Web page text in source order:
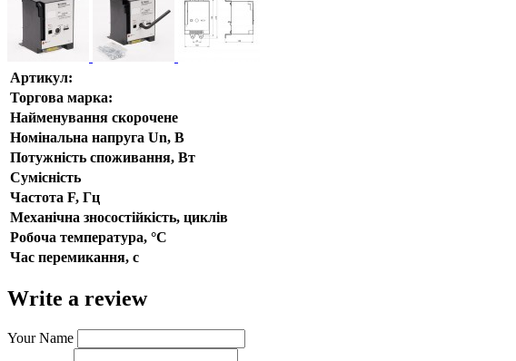
Артикул:
Торгова марка:
Найменування скорочене
Номінальна напруга Un, В
Потужність споживання, Вт
Сумісність
Частота F, Гц
Механічна зносостійкість, циклів
Робоча температура, °С
Час перемикання, с
Write a review
Your Name